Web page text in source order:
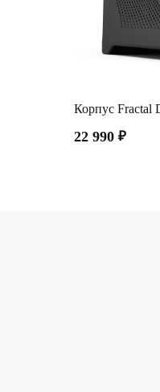
Корпус Fractal
22 990 ₽